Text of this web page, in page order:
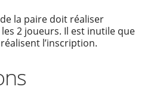
la paire doit réaliser
2 joueurs. Il est inutile que
l’inscription.